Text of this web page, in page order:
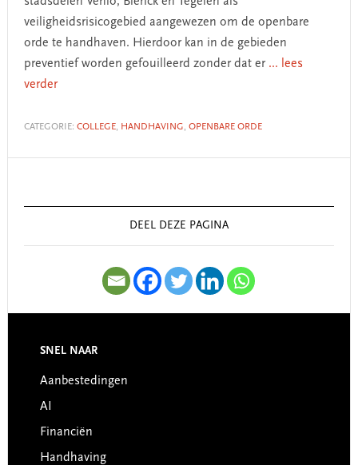
veiligheidsrisicogebied aangewezen om de openbare
orde te handhaven. Hierdoor kan in de gebieden
preventief worden gefouilleerd zonder dat er ... lees
verder
CATEGORIE: COLLEGE, HANDHAVING, OPENBARE ORDE
Sidebar
DEEL DEZE PAGINA
Footer
SNEL NAAR
Aanbestedingen
AI
Financiën
Handhaving